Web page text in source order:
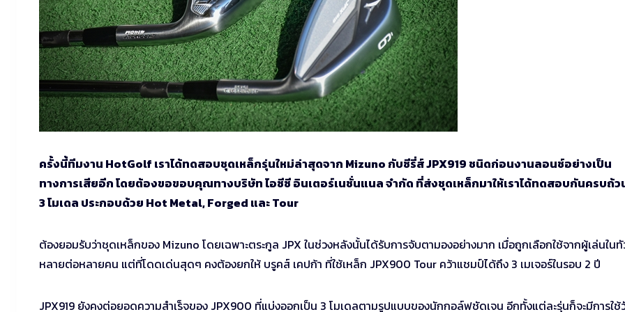
ครั้งนี้ทีมงาน HotGolf เราได้ทดสอบชุดเหล็กรุ่นใหม่ล่าสุดจาก Mizuno กับซีรี่ส์ JPX919 ชนิดก่อนงานลอนช์อย่างเป็น
ทางการเสียอีก โดยต้องขอขอบคุณทางบริษัท ไอซีซี อินเตอร์เนชั่นแนล จำกัด ที่ส่งชุดเหล็กมาให้เราได้ทดสอบกันครบถ้ว
3 โมเดล ประกอบด้วย Hot Metal, Forged และ Tour
ต้องยอมรับว่าชุดเหล็กของ Mizuno โดยเฉพาะตระกูล JPX ในช่วงหลังนั้นได้รับการจับตามองอย่างมาก เมื่อถูกเลือกใช้จากผู้เล่นในทั
หลายต่อหลายคน แต่ที่โดดเด่นสุดๆ คงต้องยกให้ บรูคส์ เคปก้า ที่ใช้เหล็ก JPX900 Tour คว้าแชมป์ได้ถึง 3 เมเจอร์ในรอบ 2 ปี
JPX919 ยังคงต่อยอดความสำเร็จของ JPX900 ที่แบ่งออกเป็น 3 โมเดลตามรูปแบบของนักกอล์ฟชัดเจน อีกทั้งแต่ละรุ่นก็จะมีการใ